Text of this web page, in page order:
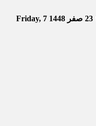
23 صفر 1448
Friday, 7